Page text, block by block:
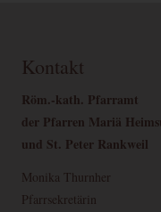
Kontakt
Röm.-kath. Pfarramt
der Pfarren Mariä
und St. Peter Rankweil
Monika Thurnher
Pfarrsekretärin